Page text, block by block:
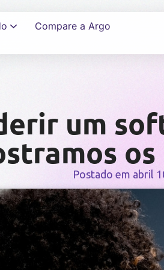
Compare a Argo
um
Postado em abril